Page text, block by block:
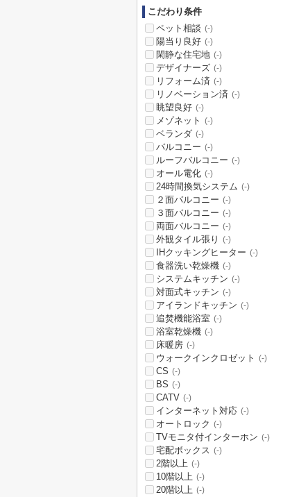
こだわり条件
ペット相談 (-)
陽当り良好 (-)
閑静な住宅地 (-)
デザイナーズ (-)
リフォーム済 (-)
リノベーション済 (-)
眺望良好 (-)
メゾネット (-)
ベランダ (-)
バルコニー (-)
ルーフバルコニー (-)
オール電化 (-)
24時間換気システム (-)
２面バルコニー (-)
３面バルコニー (-)
両面バルコニー (-)
外観タイル張り (-)
IHクッキングヒーター (-)
食器洗い乾燥機 (-)
システムキッチン (-)
対面式キッチン (-)
アイランドキッチン (-)
追焚機能浴室 (-)
浴室乾燥機 (-)
床暖房 (-)
ウォークインクロゼット (-)
CS (-)
BS (-)
CATV (-)
インターネット対応 (-)
オートロック (-)
TVモニタ付インターホン (-)
宅配ボックス (-)
2階以上 (-)
10階以上 (-)
20階以上 (-)